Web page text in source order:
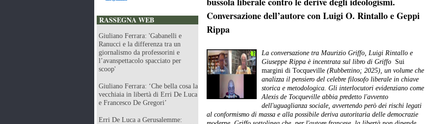
RASSEGNA WEB
Giuliano Ferrara: 'Gabanelli e
Ranucci e la differenza tra un
giornalismo da professorini e
l’avanspettacolo spacciato per
scoop'
Giuliano Ferrara: ‘Che bella cosa la
vecchiaia in libertà di Erri De Luca
e Francesco De Gregori’
Erri De Luca a Gerusalemme:
Conversazione dell’autore con Luigi O. Rintallo e Geppi
Rippa
La conversazione tra Maurizio Griffo, Luigi Rintallo e
Giuseppe Rippa è incentrata sul libro di Griffo Sui
margini di Tocqueville (Rubbettino; 2025), un volume che
analizza il pensiero del celebre filosofo liberale in chiave
storica e metodologica. Gli interlocutori evidenziano come
Alexis de Tocqueville abbia predetto l'avvento
dell'uguaglianza sociale, avvertendo però dei rischi legati
al conformismo di massa e alla possibile deriva autoritaria delle democrazie